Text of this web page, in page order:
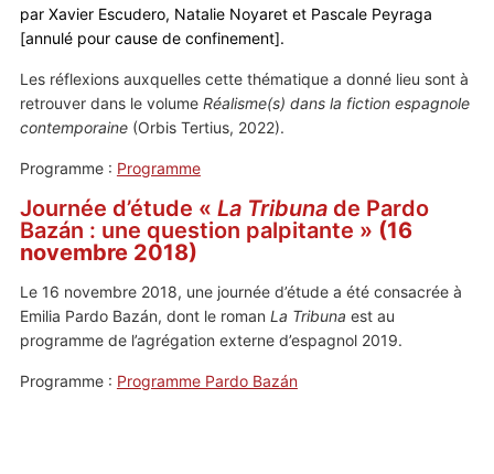
par Xavier Escudero, Natalie Noyaret et Pascale Peyraga
[annulé pour cause de confinement].
Les réflexions auxquelles cette thématique a donné lieu sont à
retrouver dans le volume Réalisme(s) dans la fiction espagnole
contemporaine(Orbis Tertius, 2022).
Programme : Programme
Journée d’étude « La Tribuna de Pardo
Bazán : une question palpitante » (16
novembre 2018)
Le 16 novembre 2018, une journée d’étude a été consacrée à
Emilia Pardo Bazán, dont le roman La Tribuna est au
programme de l’agrégation externe d’espagnol 2019.
Programme : Programme Pardo Bazán